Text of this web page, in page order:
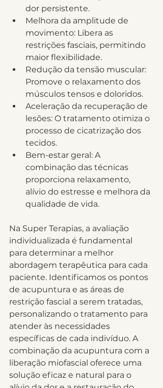
dor persistente.
Melhora da amplitude de
movimento: Libera as
restrições fasciais, permitindo
maior flexibilidade.
Redução da tensão muscular:
Promove o relaxamento dos
músculos tensos e doloridos.
Aceleração da recuperação de
lesões: O tratamento otimiza o
processo de cicatrização dos
tecidos.
Bem-estar geral: A
combinação das técnicas
proporciona relaxamento,
alívio do estresse e melhora da
qualidade de vida.
Na Super Terapias, a avaliação
individualizada é fundamental
para determinar a melhor
abordagem terapêutica para cada
paciente. Identificamos os pontos
de acupuntura e as áreas de
restrição fascial a serem tratadas,
personalizando o tratamento para
atender às necessidades
específicas de cada indivíduo. A
combinação da acupuntura com a
liberação miofascial oferece uma
solução eficaz e natural para o